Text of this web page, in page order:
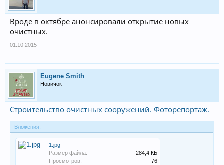
Вроде в октябре анонсировали открытие новых
очистных.
01.10.2015
Eugene Smith
Новичок
Строительство очистных сооружений. Фоторепортаж.
Вложения:
1.jpg
Размер файла:
284,4 КБ
Просмотров:
76